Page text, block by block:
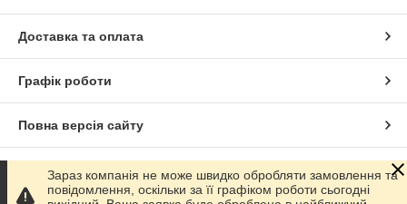
Доставка та оплата
Графік роботи
Повна версія сайту
Сайт створено на маркетплейсі Prom.ua
Зараз компанія не може швидко обробляти замовлення та
повідомлення, оскільки за її графіком роботи сьогодні